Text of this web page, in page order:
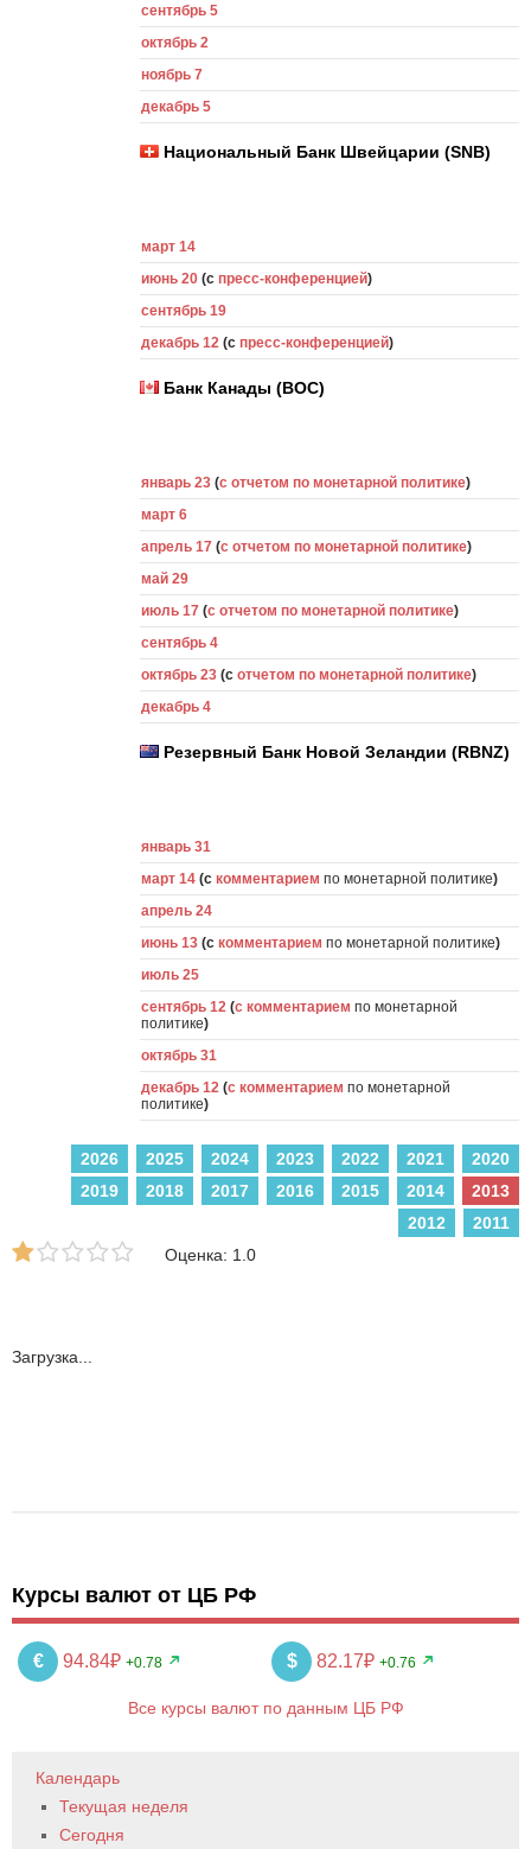
сентябрь 5
октябрь 2
ноябрь 7
декабрь 5
Национальный Банк Швейцарии (SNB)
март 14
июнь 20 (с пресс-конференцией)
сентябрь 19
декабрь 12 (с пресс-конференцией)
Банк Канады (BOC)
январь 23 (с отчетом по монетарной политике)
март 6
апрель 17 (с отчетом по монетарной политике)
май 29
июль 17 (с отчетом по монетарной политике)
сентябрь 4
октябрь 23 (с отчетом по монетарной политике)
декабрь 4
Резервный Банк Новой Зеландии (RBNZ)
январь 31
март 14 (с комментарием по монетарной политике)
апрель 24
июнь 13 (с комментарием по монетарной политике)
июль 25
сентябрь 12 (с комментарием по монетарной
политике)
октябрь 31
декабрь 12 (с комментарием по монетарной
политике)
2026 2025 2024 2023 2022 2021
2020
2019
2018 2017 2016 2015 2014
2013
2012
2011
Оценка: 1.0
Загрузка...
Курсы валют от ЦБ РФ
€ 94.84₽ +0.78 $ 82.17₽ +0.76
Все курсы валют по данным ЦБ РФ
Календарь
Текущая неделя
Сегодня